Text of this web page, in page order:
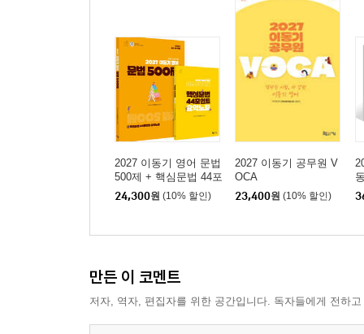
2027 이동기 영어 문법
500제 + 핵심문법 44포
인트 요약노트
24,300원 (10% 할인)
2027 이동기 공무원 V
OCA
23,400원 (10% 할인)
만든 이 코멘트
저자, 역자, 편집자를 위한 공간입니다. 독자들에게 전하